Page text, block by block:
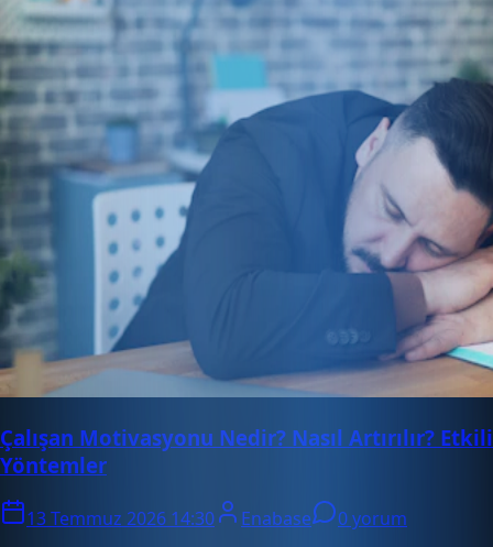
Çalışan Motivasyonu Nedir? Nasıl Artırılır? Etkili
Yöntemler
13 Temmuz 2026 14:30 Enabase
0 yorum